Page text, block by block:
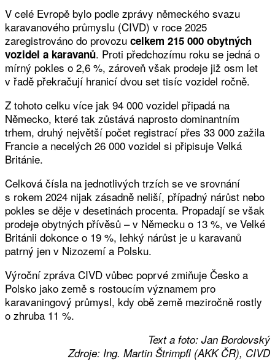
V celé Evropě bylo podle zprávy německého svazu
karavanového průmyslu (CIVD) v roce 2025
zaregistrováno do provozu celkem 215 000 obytných
vozidel a karavanů. Proti předchozímu roku se jedná o
mírný pokles o 2,6 %, zároveň však prodeje již osm let
v řadě překračují hranicí dvou set tisíc vozidel ročně.
Z tohoto celku více jak 94 000 vozidel připadá na
Německo, které tak zůstává naprosto dominantním
trhem, druhý největší počet registrací přes 33 000 zažila
Francie a necelých 26 000 vozidel si připisuje Velká
Británie.
Celková čísla na jednotlivých trzích se ve srovnání
s rokem 2024 nijak zásadně neliší, případný nárůst nebo
pokles se děje v desetinách procenta. Propadají se však
prodeje obytných přívěsů – v Německu o 13 %, ve Velké
Británii dokonce o 19 %, lehký nárůst je u karavanů
patrný jen v Nizozemí a Polsku.
Výroční zpráva CIVD vůbec poprvé zmiňuje Česko a
Polsko jako země s rostoucím významem pro
karavaningový průmysl, kdy obě země meziročně rostly
o zhruba 11 %.
Text a foto: Jan Bordovský
Zdroje: Ing. Martin Štrimpfl (AKK ČR), CIVD